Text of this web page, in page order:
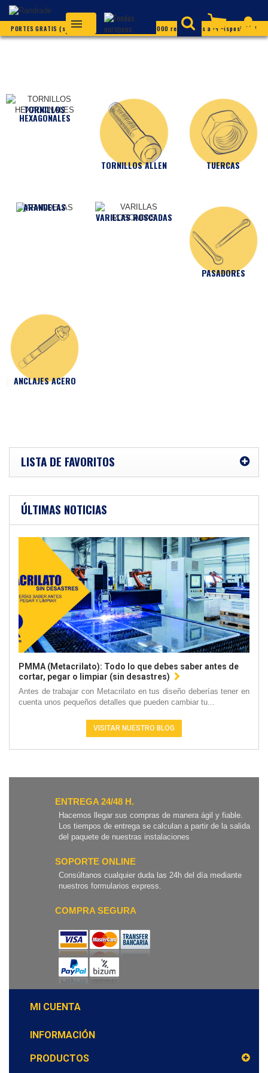
PORTES GRATIS (según condiciones) ¡Más de 20.000 referencias a tu disposición!
TORNILLOS
HEXAGONALES
TORNILLOS ALLEN TUERCAS
ARANDELAS
VARILLAS ROSCADAS
PASADORES
ANCLAJES ACERO
LISTA DE FAVORITOS
ÚLTIMAS NOTICIAS
PMMA (Metacrilato): Todo lo que debes saber antes de
cortar, pegar o limpiar (sin desastres)
Antes de trabajar con Metacrilato en tus diseño deberías tener en
cuenta unos pequeños detalles que pueden cambiar tu...
VISITAR NUESTRO BLOG
ENTREGA 24/48 H.
Hacemos llegar sus compras de manera ágil y fiable.
Los tiempos de entrega se calculan a partir de la salida
del paquete de nuestras instalaciones
SOPORTE ONLINE
Consúltanos cualquier duda las 24h del día mediante
nuestros formularios express.
COMPRA SEGURA
MI CUENTA
INFORMACIÓN
PRODUCTOS